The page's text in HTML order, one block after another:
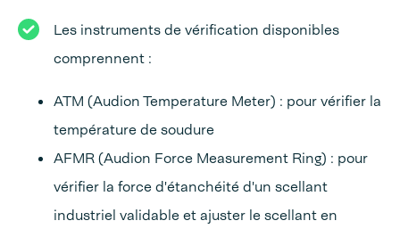
Les instruments de vérification disponibles
comprennent :
ATM (Audion Temperature Meter) : pour vérifier la
température de soudure
AFMR (Audion Force Measurement Ring) : pour
vérifier la force d'étanchéité d'un scellant
industriel validable et ajuster le scellant en